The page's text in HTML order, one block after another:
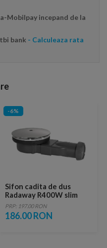
Mobilpay incepand de la
bank - Calculeaza rata
-6%
Sifon cadita de dus
Radaway R400W slim
PRP: 197.00 RON
186.00 RON